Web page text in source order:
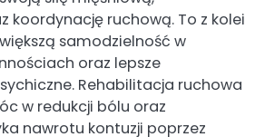
koordynację ruchową. To z kolei
samodzielność w
oraz lepsze
Rehabilitacja ruchowa
w redukcji bólu oraz
nawrotu kontuzji poprzez